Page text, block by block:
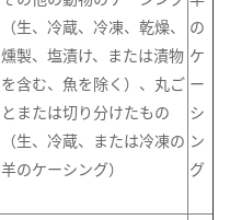
（生、冷蔵、冷凍、乾燥、
燻製、塩漬け、または漬物
を含む、魚を除く）、丸ご
とまたは切り分けたもの
（生、冷蔵、または冷凍の
羊のケーシング）
の
ケ
ー
シ
ン
グ